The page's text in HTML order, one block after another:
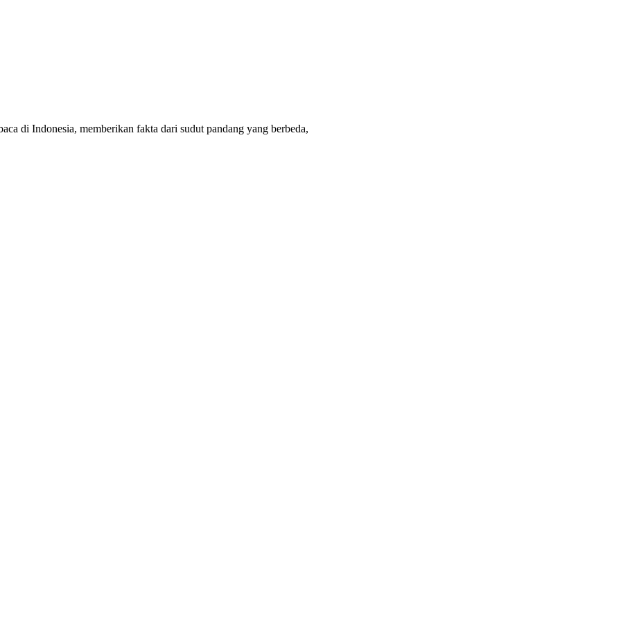
di Indonesia, memberikan fakta dari sudut pandang yang berbeda,